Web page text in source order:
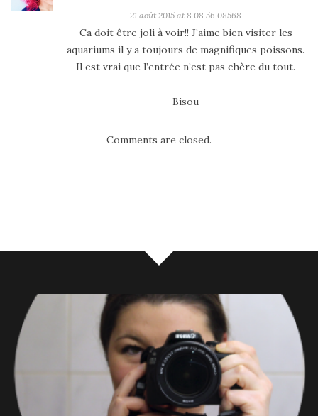
21 août 2015 at 8 08 56 08568
Ca doit être joli à voir!! J’aime bien visiter les
aquariums il y a toujours de magnifiques poissons.
Il est vrai que l’entrée n’est pas chère du tout.
Bisou
Comments are closed.